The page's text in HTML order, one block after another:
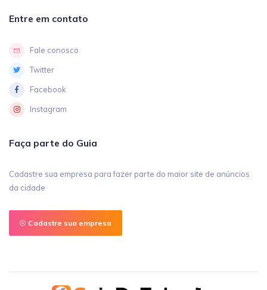
Entre em contato
Fale conosco
Twitter
Facebook
Instagram
Faça parte do Guia
Cadastre sua empresa para fazer parte do maior site de anúncios
da cidade
Cadastre sua empresa